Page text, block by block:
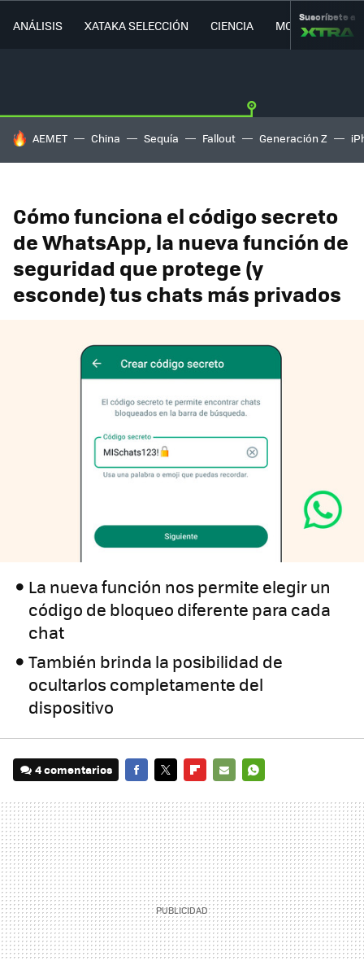
ANÁLISIS XATAKA SELECCIÓN CIENCIA MOVILIDAD
Suscríbete a
HOY SE HABLA DE
AEMET China Sequía Fallout Generación Z
Cómo funciona el código secreto
de WhatsApp, la nueva función de
seguridad que protege (y
esconde) tus chats más privados
La nueva función nos permite elegir un
código de bloqueo diferente para cada
chat
También brinda la posibilidad de
ocultarlos completamente del
dispositivo
4 comentarios
MAIL